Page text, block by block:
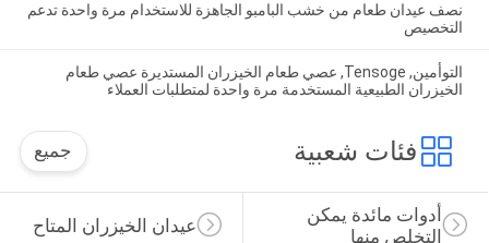
نصف عيدان طعام من خشب البامبو الجاهزة للاستخدام مرة واحدة تدعم
التخصيص
التوأمين, Tensoge, عصي طعام الخيزران المستديرة عصي طعام
الخيزران الطبيعية المستخدمة مرة واحدة لمتطلبات العملاء
فئات شعبية جميع
عيدان الخيزران المتاح
أدوات مائدة يمكن
التخلص منها